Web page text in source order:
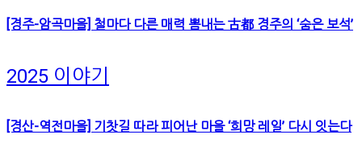
[경주-암곡마을] 철마다 다른 매력 뽐내는 古都 경주의 ‘숨은 보석’
2025 이야기
[경산-역전마을] 기찻길 따라 피어난 마을 ‘희망 레일’ 다시 잇는다